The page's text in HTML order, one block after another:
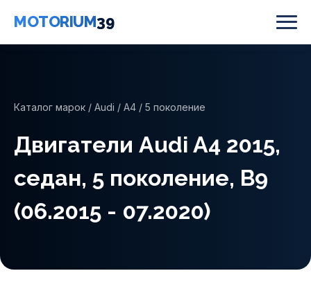
MOTORIUM39
Каталог марок / Audi / A4 / 5 поколение
Двигатели Audi A4 2015,
седан, 5 поколение, B9
(06.2015 - 07.2020)